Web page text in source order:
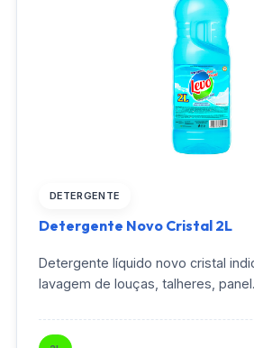
DETERGENTE
Detergente Novo Cristal 2L
Detergente líquido novo cristal
lavagem de louças, talheres,